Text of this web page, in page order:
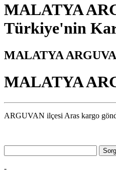
MALATYA
Türkiye'nin
MALATYA
MALATYA
ARGUVAN ilçesi Aras kargo
-